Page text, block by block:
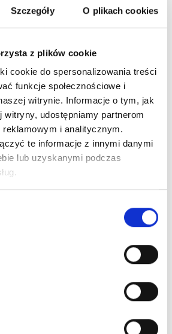
Szczegóły O plikach cookies
z plików cookie
cookie do spersonalizowania treści
funkcje społecznościowe i
witrynie. Informacje o tym, jak
udostępniamy partnerom
reklamowym i analitycznym.
te informacje z innymi danymi
lub uzyskanymi podczas
parkingowe, usytuowane w
zapewniających łatwy dostęp
centrum handlowego.
kółek przygotowaliśmystojaki
się w pobliżu wejść, dzięki
i bezpiecznie zaparkować
wizyty w naszych sklepach i
i ekologii, przy naszej restauracji
podczas robienia zakupów lub
Borek to nie tylko bogata oferta
także komfort i wygoda na każdym